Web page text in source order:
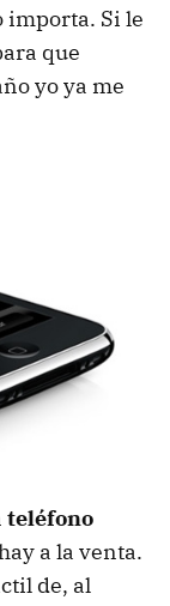
importa. Si le
que
yo ya me
teléfono
a la venta.
de, al